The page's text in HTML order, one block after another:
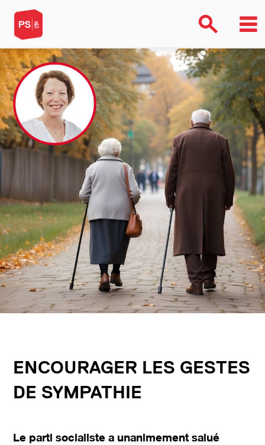
ENCOURAGER LES GESTES
DE SYMPATHIE
Le parti socialiste a unanimement salué